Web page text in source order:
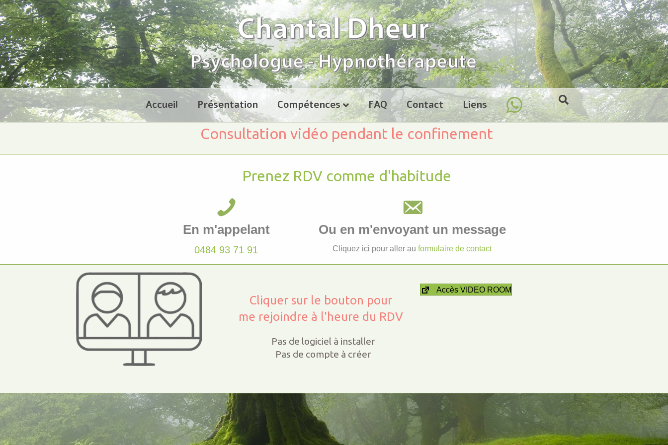
Accueil Présentation Compétences FAQ Contact Liens
Consultation vidéo pendant le confinement
Prenez RDV comme d'habitude
En m'appelant
0484 93 71 91
Ou en m'envoyant un message
Cliquez ici pour aller auformulaire de contact
Cliquer sur le bouton pour
me rejoindre à l'heure du RDV
Pas de logiciel à installer
Pas de compte à créer
Accès VIDEO ROOM